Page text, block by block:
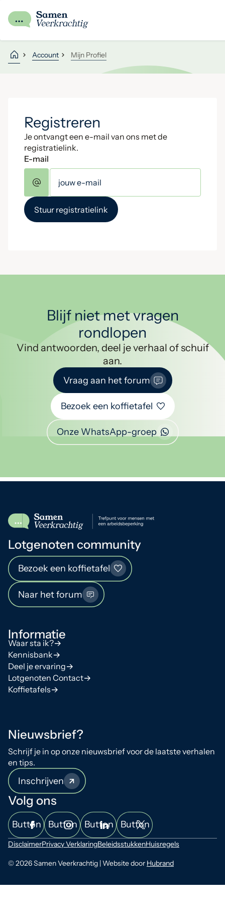
Account Mijn Profiel
Registreren
Je ontvangt een e-mail van ons met de
registratielink.
E-mail
Blijf niet met vragen
rondlopen
Vind antwoorden, deel je verhaal of schuif
aan.
Vraag aan het forum
Bezoek een koffietafel
Onze WhatsApp-groep
Lotgenoten community
Bezoek een koffietafel
Naar het forum
Informatie
Waar sta ik?
Kennisbank
Deel je ervaring
Lotgenoten Contact
Koffietafels
Nieuwsbrief?
Schrijf je in op onze nieuwsbrief voor de laatste verhalen
en tips.
Inschrijven
Volg ons
Button Button Button Button
© 2026 Samen Veerkrachtig | Website door Hubrand
DisclaimerPrivacy VerklaringBeleidsstukkenHuisregels